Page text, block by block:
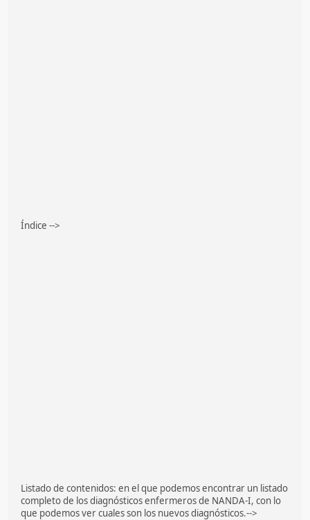
Índice -->
Listado de contenidos: en el que podemos encontrar un listado
completo de los diagnósticos enfermeros de NANDA-I, con lo
que podemos ver cuales son los nuevos diagnósticos.-->